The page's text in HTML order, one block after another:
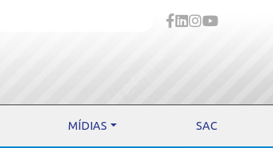
MÍDIAS SAC